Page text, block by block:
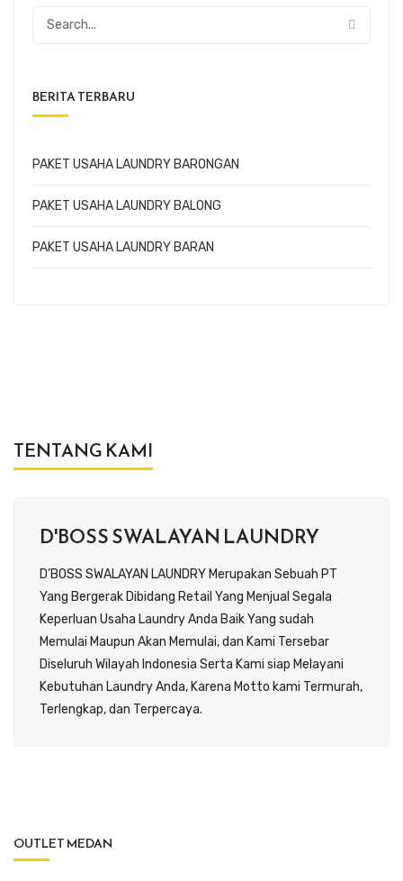
BERITA TERBARU
PAKET USAHA LAUNDRY BARONGAN
PAKET USAHA LAUNDRY BALONG
PAKET USAHA LAUNDRY BARAN
TENTANG KAMI
D'BOSS SWALAYAN LAUNDRY
D’BOSS SWALAYAN LAUNDRY Merupakan Sebuah PT
Yang Bergerak Dibidang Retail Yang Menjual Segala
Keperluan Usaha Laundry Anda Baik Yang sudah
Memulai Maupun Akan Memulai, dan Kami Tersebar
Diseluruh Wilayah Indonesia Serta Kami siap Melayani
Kebutuhan Laundry Anda, Karena Motto kami Termurah,
Terlengkap, dan Terpercaya.
OUTLET MEDAN